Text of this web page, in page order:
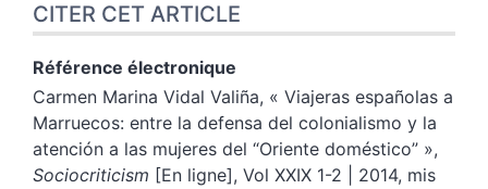
CITER CET ARTICLE
Référence électronique
Carmen Marina Vidal Valiña, « Viajeras españolas a
Marruecos: entre la defensa del colonialismo y la
atención a las mujeres del “Oriente doméstico” »,
Sociocriticism [En ligne], Vol XXIX 1-2 | 2014, mis